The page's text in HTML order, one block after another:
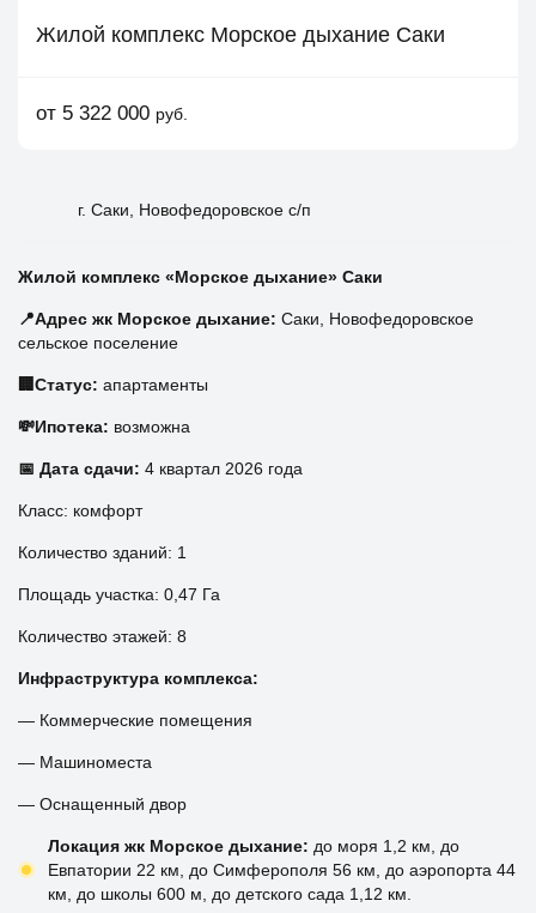
Жилой комплекс Морское дыхание Саки
от 5 322 000 руб.
г. Саки, Новофедоровское с/п
Жилой комплекс «Морское дыхание» Саки
📍Адрес жк Морское дыхание: Саки, Новофедоровское
сельское поселение
🏢Статус: апартаменты
💸Ипотека: возможна
📅 Дата сдачи: 4 квартал 2026 года
Класс: комфорт
Количество зданий: 1
Площадь участка: 0,47 Га
Количество этажей: 8
Инфраструктура комплекса:
— Коммерческие помещения
— Машиноместа
— Оснащенный двор
Локация жк Морское дыхание: до моря 1,2 км, до
Евпатории 22 км, до Симферополя 56 км, до аэропорта 44
км, до школы 600 м, до детского сада 1,12 км.